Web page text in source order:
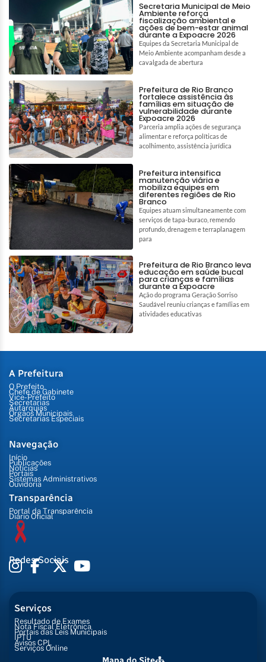
Secretaria Municipal de Meio
Ambiente reforça
fiscalização ambiental e
ações de bem-estar animal
durante a Expoacre 2026
Equipes da Secretaria Municipal de
Meio Ambiente acompanham desde a
cavalgada de abertura
Prefeitura de Rio Branco
fortalece assistência às
famílias em situação de
vulnerabilidade durante
Expoacre 2026
Parceria amplia ações de segurança
alimentar e reforça políticas de
acolhimento, assistência jurídica
Prefeitura intensifica
manutenção viária e
mobiliza equipes em
diferentes regiões de Rio
Branco
Equipes atuam simultaneamente com
serviços de tapa-buraco, remendo
profundo, drenagem e terraplanagem
para
Prefeitura de Rio Branco leva
educação em saúde bucal
para crianças e famílias
durante a Expoacre
Ação do programa Geração Sorriso
Saudável reuniu crianças e famílias em
atividades educativas
A Prefeitura
O Prefeito
Chefe de Gabinete
Vice-Prefeito
Secretarias
Autarquias
Órgãos Municipais
Secretarias Especiais
Navegação
Início
Publicações
Notícias
Portais
Sistemas Administrativos
Ouvidoria
Transparência
Portal da Transparência
Diário Oficial
Redes Sociais
Serviços
Resultado de Exames
Nota Fiscal Eletrônica
Portais das Leis Municipais
IPTU
Avisos CPL
Serviços Online